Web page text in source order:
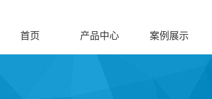
首页 产品中心 案例展示